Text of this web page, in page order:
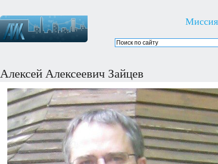
Миссия
Алексей Алексеевич Зайцев